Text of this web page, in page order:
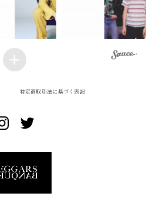
特定商取引法に基づく表記